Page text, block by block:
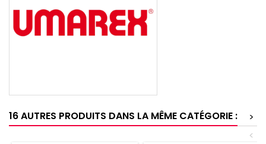
16 AUTRES PRODUITS DANS LA MÊME CATÉGORIE :
>
<